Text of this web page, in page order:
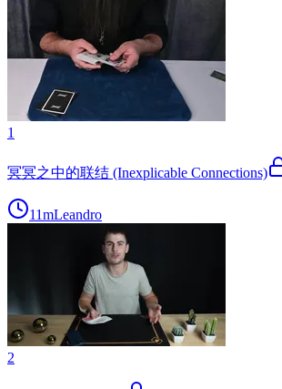
1
冥冥之中的联结 (Inexplicable Connections)
11mLeandro
2